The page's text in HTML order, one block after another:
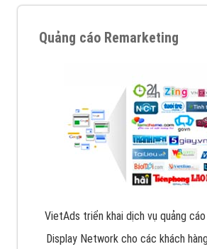
Quảng cáo Remarketing
VietAds triển khai dịch vụ quảng
Display Network cho các khách